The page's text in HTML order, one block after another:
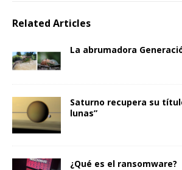
Related Articles
La abrumadora
Saturno recupera su
lunas”
¿Qué es el ransomware?